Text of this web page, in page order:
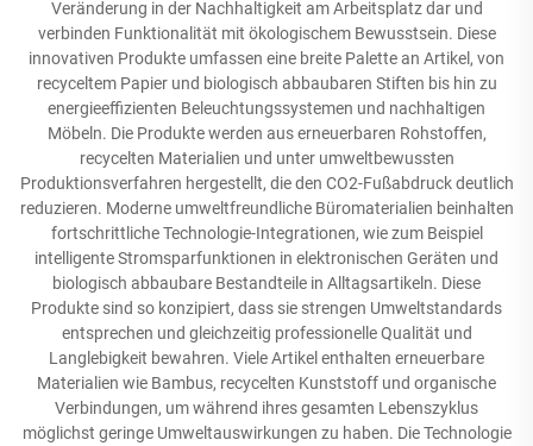
Veränderung in der Nachhaltigkeit am Arbeitsplatz dar und
verbinden Funktionalität mit ökologischem Bewusstsein. Diese
innovativen Produkte umfassen eine breite Palette an Artikel, von
recyceltem Papier und biologisch abbaubaren Stiften bis hin zu
energieeffizienten Beleuchtungssystemen und nachhaltigen
Möbeln. Die Produkte werden aus erneuerbaren Rohstoffen,
recycelten Materialien und unter umweltbewussten
Produktionsverfahren hergestellt, die den CO2-Fußabdruck deutlich
reduzieren. Moderne umweltfreundliche Büromaterialien beinhalten
fortschrittliche Technologie-Integrationen, wie zum Beispiel
intelligente Stromsparfunktionen in elektronischen Geräten und
biologisch abbaubare Bestandteile in Alltagsartikeln. Diese
Produkte sind so konzipiert, dass sie strengen Umweltstandards
entsprechen und gleichzeitig professionelle Qualität und
Langlebigkeit bewahren. Viele Artikel enthalten erneuerbare
Materialien wie Bambus, recycelten Kunststoff und organische
Verbindungen, um während ihres gesamten Lebenszyklus
möglichst geringe Umweltauswirkungen zu haben. Die Technologie